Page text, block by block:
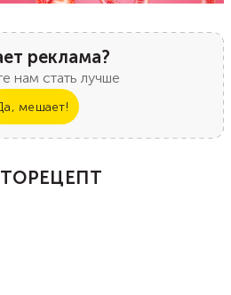
реклама?
нам стать лучше
мешает!